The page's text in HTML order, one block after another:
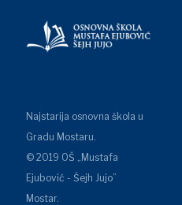
Najstarija osnovna škola u
Gradu Mostaru.
© 2019 OŠ „Mustafa
Ejubović - Šejh Jujo”
Mostar.